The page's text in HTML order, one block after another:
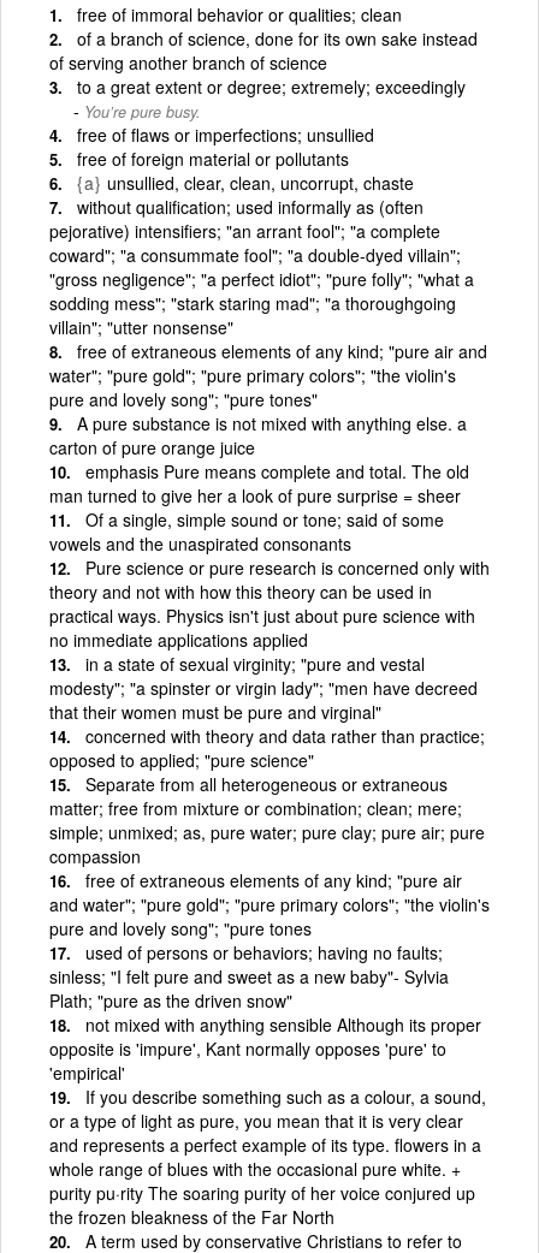
free of immoral behavior or qualities; clean
of a branch of science, done for its own sake instead
of serving another branch of science
to a great extent or degree; extremely; exceedingly
You’re pure busy.
free of flaws or imperfections; unsullied
free of foreign material or pollutants
{a} unsullied, clear, clean, uncorrupt, chaste
without qualification; used informally as (often
pejorative) intensifiers; "an arrant fool"; "a complete
coward"; "a consummate fool"; "a double-dyed villain";
"gross negligence"; "a perfect idiot"; "pure folly"; "what a
sodding mess"; "stark staring mad"; "a thoroughgoing
villain"; "utter nonsense"
free of extraneous elements of any kind; "pure air and
water"; "pure gold"; "pure primary colors"; "the violin's
pure and lovely song"; "pure tones"
A pure substance is not mixed with anything else. a
carton of pure orange juice
emphasis Pure means complete and total. The old
man turned to give her a look of pure surprise = sheer
Of a single, simple sound or tone; said of some
vowels and the unaspirated consonants
Pure science or pure research is concerned only with
theory and not with how this theory can be used in
practical ways. Physics isn't just about pure science with
no immediate applications applied
in a state of sexual virginity; "pure and vestal
modesty"; "a spinster or virgin lady"; "men have decreed
that their women must be pure and virginal"
concerned with theory and data rather than practice;
opposed to applied; "pure science"
Separate from all heterogeneous or extraneous
matter; free from mixture or combination; clean; mere;
simple; unmixed; as, pure water; pure clay; pure air; pure
compassion
free of extraneous elements of any kind; "pure air
and water"; "pure gold"; "pure primary colors"; "the violin's
pure and lovely song"; "pure tones
used of persons or behaviors; having no faults;
sinless; "I felt pure and sweet as a new baby"- Sylvia
Plath; "pure as the driven snow"
not mixed with anything sensible Although its proper
opposite is 'impure', Kant normally opposes 'pure' to
'empirical'
If you describe something such as a colour, a sound,
or a type of light as pure, you mean that it is very clear
and represents a perfect example of its type. flowers in a
whole range of blues with the occasional pure white. +
purity pu·rity The soaring purity of her voice conjured up
the frozen bleakness of the Far North
A term used by conservative Christians to refer to